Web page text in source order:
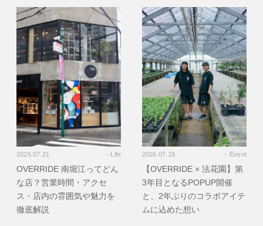
2026.07.21 - Life
OVERRIDE 南堀江ってどん
な店？営業時間・アクセ
ス・店内の雰囲気や魅力を
徹底解説
2026.07.18 - Event
【OVERRIDE × 法花園】第
3年目となるPOPUP開催
と、2年ぶりのコラボアイテ
ムに込めた想い